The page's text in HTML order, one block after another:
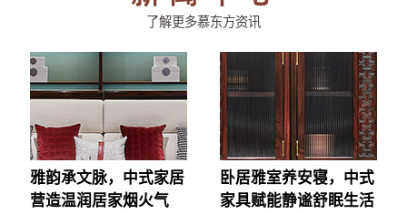
了解更多慕东方资讯
雅韵承文脉，中式家居
营造温润居家烟火气
卧居雅室养安寝，中式
家具赋能静谧舒眠生活